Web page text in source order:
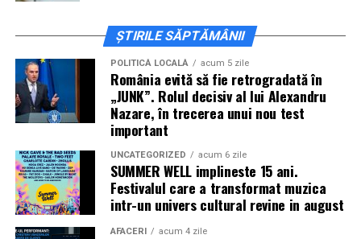
Mall pe 16 februarie de la ora 18:00.
ActoriiVlad Gherman, Oana Gherman și Ioana
Ginghină
vin la întâlnirea cu publicul dinCinema City
Vivo! Pitești pe 17 februarie, de la 18:30și vor
participa la o discuție după proiecție, alături de
Paul Decu.
Caravana„În pielea mea”ajunge laCinema City
Shopping City Ploiești, pe 18 februarie,de la 18:30, la
proiecția specială introdusă de regizorulPaul Decu,
alături de actoriiIoana State, Vlad și Oana Gherman,
ȘTIRILE SĂPTĂMÂNII
POLITICĂ LOCALĂ acum 5 zile
România evită să fie retrogradată în
„JUNK”. Rolul decisiv al lui Alexandru
Nazare, în trecerea unui nou test
important
UNCATEGORIZED acum 6 zile
SUMMER WELL implineste 15 ani.
Festivalul care a transformat muzica
intr-un univers cultural revine in august
AFACERI acum 4 zile